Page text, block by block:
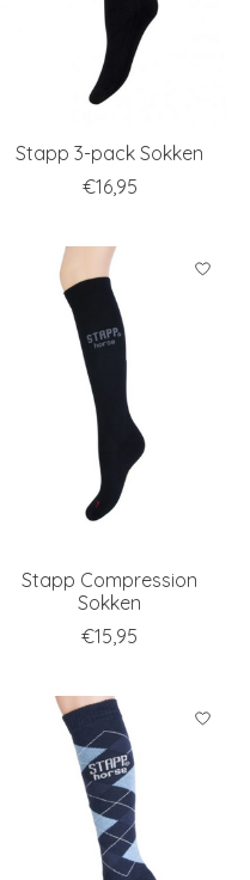
Stapp 3-pack Sokken
€16,95
Stapp Compression
Sokken
€15,95